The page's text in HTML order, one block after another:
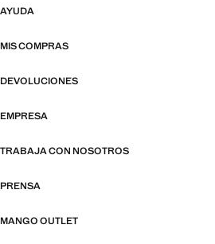
AYUDA
MIS COMPRAS
DEVOLUCIONES
EMPRESA
TRABAJA CON NOSOTROS
PRENSA
MANGO OUTLET